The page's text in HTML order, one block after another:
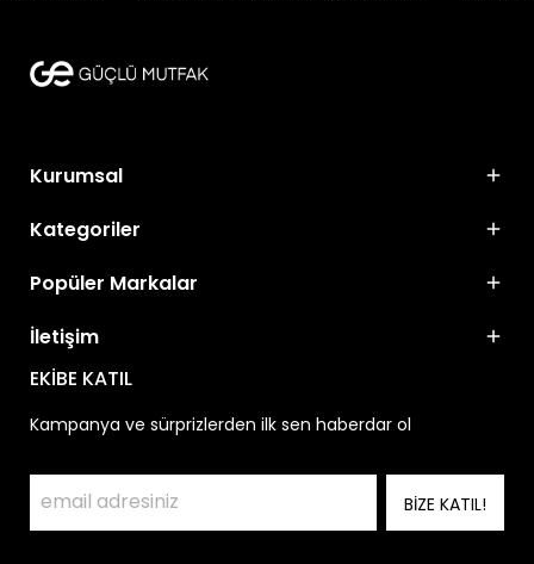
Kurumsal
Kategoriler
Popüler Markalar
İletişim
EKİBE KATIL
Kampanya ve sürprizlerden ilk sen haberdar ol
BİZE KATIL!